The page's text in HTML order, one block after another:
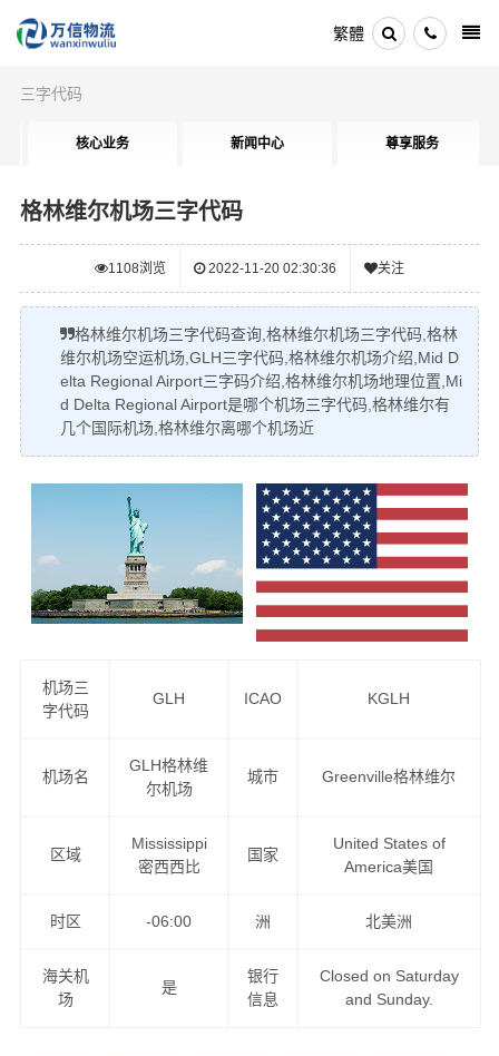
繁體
三字代码
核心业务 新闻中心 尊享服务
格林维尔机场三字代码
1108浏览 2022-11-20 02:30:36 关注
格林维尔机场三字代码查询,格林维尔机场三字代码,格林
维尔机场空运机场,GLH三字代码,格林维尔机场介绍,Mid D
elta Regional Airport三字码介绍,格林维尔机场地理位置,Mi
d Delta Regional Airport是哪个机场三字代码,格林维尔有
几个国际机场,格林维尔离哪个机场近
机场三
字代码
GLH ICAO KGLH
机场名
GLH格林维
尔机场
城市 Greenville格林维尔
区域
Mississippi
密西西比
国家
United States of
America美国
时区 -06:00 洲 北美洲
海关机
场
是
银行
信息
Closed on Saturday
and Sunday.